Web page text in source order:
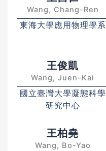
Wang, Chang-Ren
東海大學應用物理學系
王俊凱
Wang, Juen-Kai
國立臺灣大學凝態科學
研究中心
王柏堯
Wang, Bo-Yao